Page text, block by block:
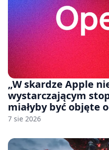
„W skardze Apple
wystarczającym
miałyby być objęte
handlowej”. OpenAI
7 sie 2026